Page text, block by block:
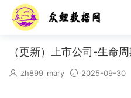
（更新）上市公司-生命
zh899_mary 2025-09-30